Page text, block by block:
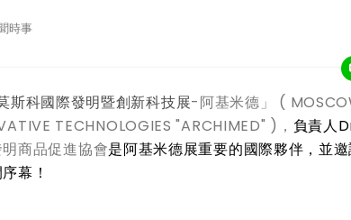
時事
斯科國際發明暨創新科技展-阿基米德」 (
TECHNOLOGIES "ARCHIMED" )， 負責人
商品促進協會是阿基米德展重要的國際夥伴，並
幕！